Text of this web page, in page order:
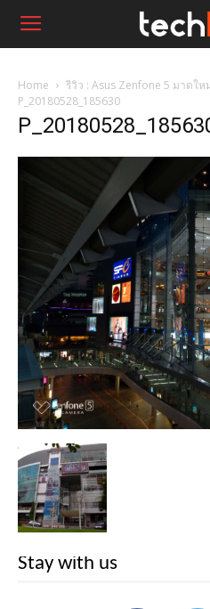
Home
รีวิว : Asus Zenfone 5 มาดใ
P_20180528_185630
Stay with us